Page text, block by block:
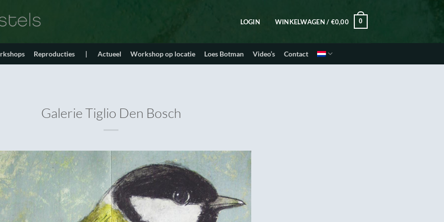
LOGIN WINKELWAGEN / €0,00 0
Reproducties | Actueel Workshop op locatie Loes Botman Video’s Contact
Galerie Tiglio Den Bosch